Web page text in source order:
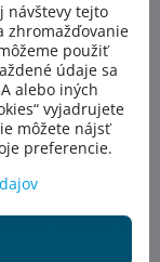
nájdete rôzne
bazén a vírivka
vločkovač do
vločkovacie
vhodné pre
pre
pre vírivky a
si kúpanie v
návštevy tejto
zhromažďovanie
použiť
údaje sa
alebo iných
vyjadrujete
môžete nájsť
preferencie.